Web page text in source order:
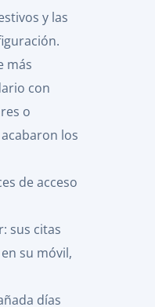
y las
más
con
o
los
de acceso
sus citas
su móvil,
días